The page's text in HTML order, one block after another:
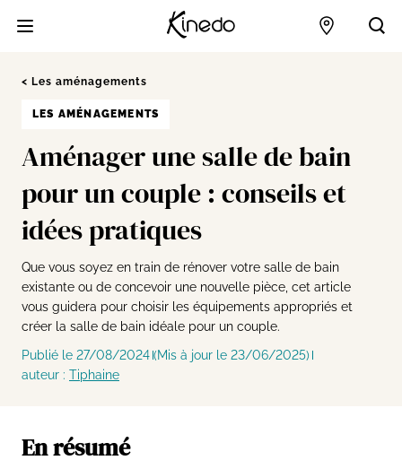
Points de
Les aménagements
LES AMÉNAGEMENTS
Aménager une salle de bain
pour un couple : conseils et
idées pratiques
Que vous soyez en train de rénover votre salle de bain
existante ou de concevoir une nouvelle pièce, cet article
vous guidera pour choisir les équipements appropriés et
créer la salle de bain idéale pour un couple.
Publié le 27/08/2024 (Mis à jour le 23/06/2025)
auteur : Tiphaine
En résumé